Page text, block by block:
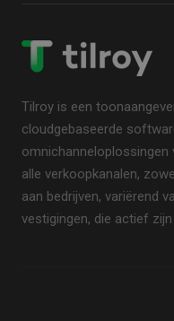
Tilroy is een
cloudgebaseerde
alle verkoopkanalen,
aan bedrijven, variërend
vestigingen, die actief